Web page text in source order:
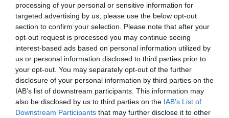
processing of your personal or sensitive information for
targeted advertising by us, please use the below opt-out
section to confirm your selection. Please note that after your
opt-out request is processed you may continue seeing
interest-based ads based on personal information utilized by
us or personal information disclosed to third parties prior to
your opt-out. You may separately opt-out of the further
disclosure of your personal information by third parties on the
IAB’s list of downstream participants. This information may
also be disclosed by us to third parties on the IAB’s List of
Downstream Participants that may further disclose it to other
ΌΠΟΙΟΣ ΘΕΛΕΙ ΝΑ ΘΕΩΡΕΙΤΑΙ ΚΑΛΟΣ
ΑΝΘΡΩΠΟΣ (και ποιος δεν το θέλει;)
προσπαθεί να συγκρατήσει το θυμό του.
Κανέναν όμως δεν ξεγελάει.Έχεις ποτέ δει
κάποιον φανερά θυμωμένο να προσπαθεί να
μιλήσει σαν να μην τρέχει τίποτα;
Τεντωμένοι οι μυώνες, τα χείλια σφιγμένα,